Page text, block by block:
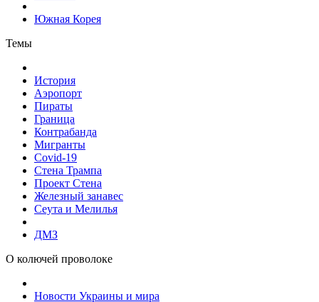
Южная Корея
Темы
История
Аэропорт
Пираты
Граница
Контрабанда
Мигранты
Covid-19
Стена Трампа
Проект Стена
Железный занавес
Сеута и Мелилья
ДМЗ
О колючей проволоке
Новости Украины и мира